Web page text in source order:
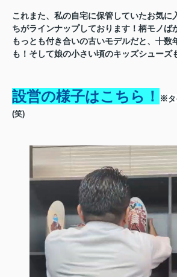
これまた、私の自宅に保管していたお気に
ちがラインナップしております！柄モノば
もっとも付き合いの古いモデルだと、十数
も！そして娘の小さい頃のキッズシューズ
設営の様子はこちら！ ※
(笑)